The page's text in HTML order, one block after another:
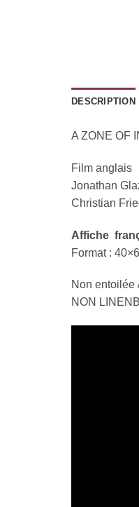
DESCRIPTION
A ZONE OF
Film anglais
Jonathan
Christian
Affiche
Format :
Non entoilée
NON